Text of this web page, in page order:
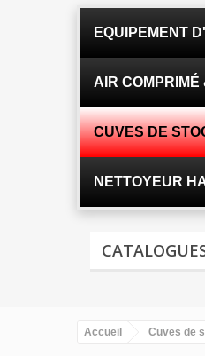
EQUIPEMENT
AIR COMPRIMÉ
CUVES DE
NETTOYEUR
Accueil Cuves de